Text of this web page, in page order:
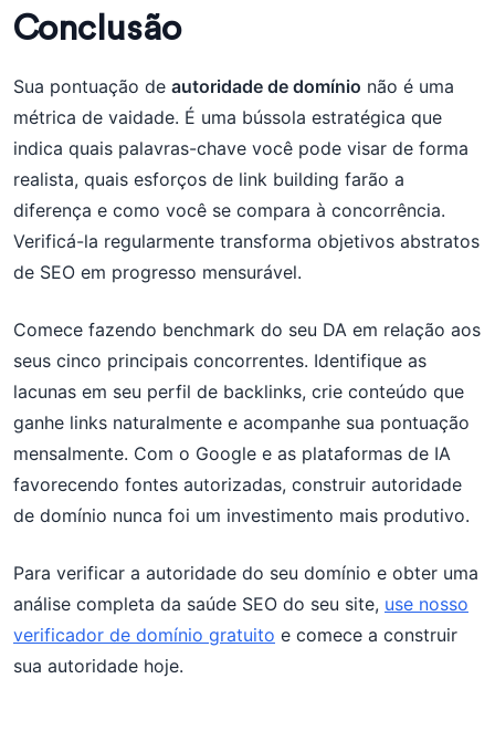
Conclusão
Sua pontuação de autoridade de domínio não é uma
métrica de vaidade. É uma bússola estratégica que
indica quais palavras-chave você pode visar de forma
realista, quais esforços de link building farão a
diferença e como você se compara à concorrência.
Verificá-la regularmente transforma objetivos abstratos
de SEO em progresso mensurável.
Comece fazendo benchmark do seu DA em relação aos
seus cinco principais concorrentes. Identifique as
lacunas em seu perfil de backlinks, crie conteúdo que
ganhe links naturalmente e acompanhe sua pontuação
mensalmente. Com o Google e as plataformas de IA
favorecendo fontes autorizadas, construir autoridade
de domínio nunca foi um investimento mais produtivo.
Para verificar a autoridade do seu domínio e obter uma
análise completa da saúde SEO do seu site, use nosso
verificador de domínio gratuito e comece a construir
sua autoridade hoje.